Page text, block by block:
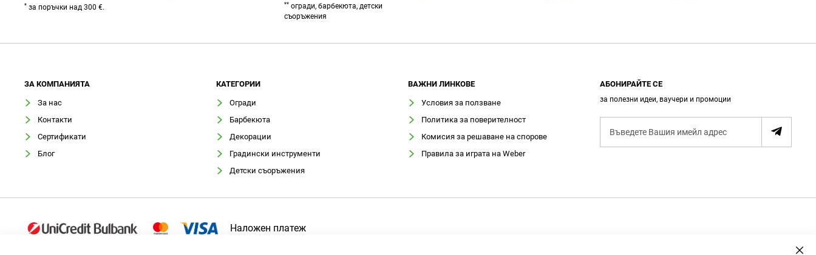
* за поръчки над 300 €. ** огради, барбекюта, детски
съоръжения
ЗA КОМПАНИЯТА
За нас
Контакти
Сертификати
Блог
КАТЕГОРИИ
Огради
Барбекюта
Декорации
Градински инструменти
Детски съоръжения
ВАЖНИ ЛИНКОВЕ
Условия за ползване
Политика за поверителност
Комисия за решаване на спорове
Правила за играта на Weber
АБОНИРАЙТЕ СЕ
за полезни идеи, ваучери и промоции
А
о
н
Наложен платеж